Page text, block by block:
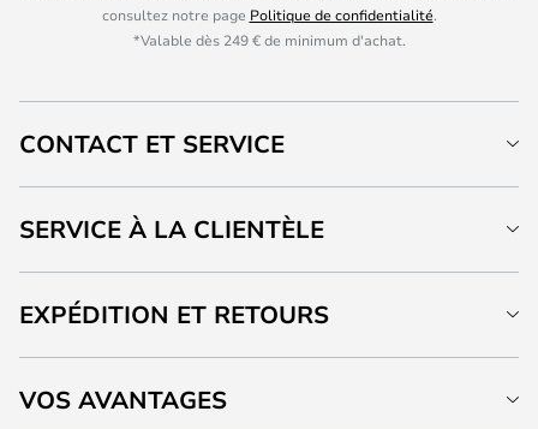
consultez notre page Politique de confidentialité.
*Valable dès 249 € de minimum d'achat.
CONTACT ET SERVICE
SERVICE À LA CLIENTÈLE
EXPÉDITION ET RETOURS
VOS AVANTAGES